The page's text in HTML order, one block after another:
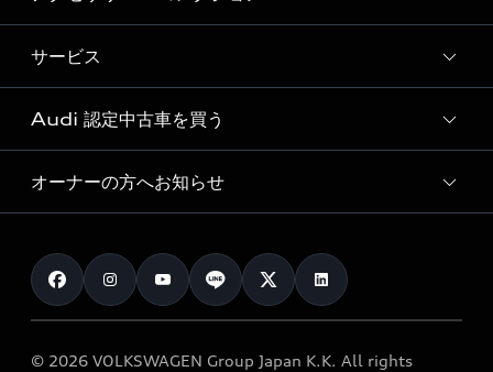
Formula 1®
デジタルサービス
試乗車・展示車検索
見積り依頼
試乗予約
特別仕様モデル / 限定モデル
e-tronラインアップ
価格シミュレーション
車両比較
カタログ一覧
純正アクセサリー
オンラインショップ
Audi collection
アウディナビアプリ
サービス
サービス入庫予約
サービスプログラム
メンテナンス
車検 / 定期点検
e-tronアフターサポート
Audi 認定中古車を買う
Audi認定中古車
クオリティ
保証
メンテナンス
オーナーの方へお知らせ
お知らせ
オーナー様向けキャンペーン
© 2026 VOLKSWAGEN Group Japan K.K. All rights